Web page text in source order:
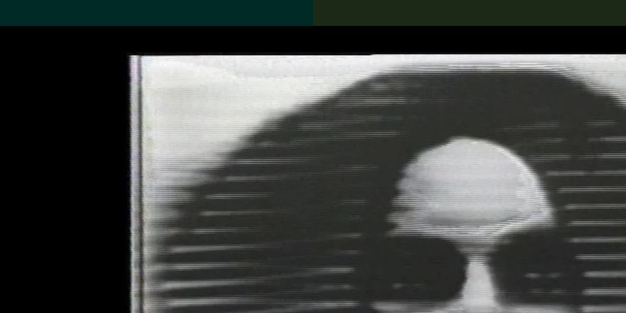
搜索M+藏品 Search the Collection
19,052个结果
关于M+藏品
探索世界顶级的二十及二十
一世纪视觉文化藏品。